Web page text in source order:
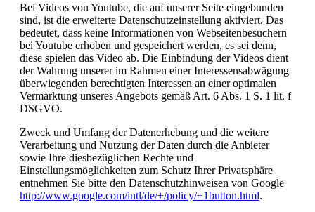
Bei Videos von Youtube, die auf unserer Seite eingebunden
sind, ist die erweiterte Datenschutzeinstellung aktiviert. Das
bedeutet, dass keine Informationen von Webseitenbesuchern
bei Youtube erhoben und gespeichert werden, es sei denn,
diese spielen das Video ab. Die Einbindung der Videos dient
der Wahrung unserer im Rahmen einer Interessensabwägung
überwiegenden berechtigten Interessen an einer optimalen
Vermarktung unseres Angebots gemäß Art. 6 Abs. 1 S. 1 lit. f
DSGVO.
Zweck und Umfang der Datenerhebung und die weitere
Verarbeitung und Nutzung der Daten durch die Anbieter
sowie Ihre diesbezüglichen Rechte und
Einstellungsmöglichkeiten zum Schutz Ihrer Privatsphäre
entnehmen Sie bitte den Datenschutzhinweisen von Google
http://www.google.com/intl/de/+/policy/+1button.html.